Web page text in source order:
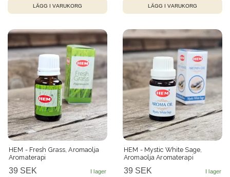
HEM - Fresh Grass, Aromaolja
Aromaterapi
39 SEK
HEM - Mystic White Sage,
Aromaolja Aromaterapi
39 SEK